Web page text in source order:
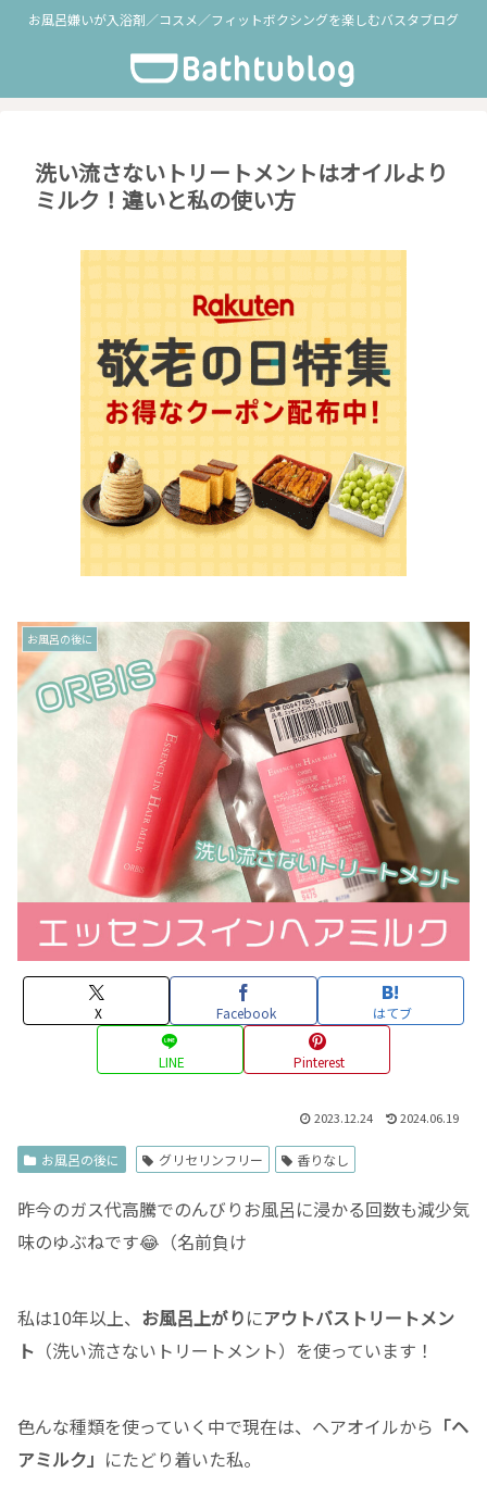
お風呂嫌いが入浴剤／コスメ／フィットボクシングを楽しむバスタブログ
洗い流さないトリートメントはオイルより
ミルク！違いと私の使い方
お風呂の後に
X Facebook はてブ
LINE Pinterest
2023.12.24 2024.06.19
お風呂の後に グリセリンフリー 香りなし
昨今のガス代高騰でのんびりお風呂に浸かる回数も減少気
味のゆぶねです😂（名前負け
私は10年以上、 お風呂上がりにアウトバストリートメン
ト （洗い流さないトリートメント）を使っています！
色んな種類を使っていく中で現在は、ヘアオイルから 「ヘ
アミルク」 にたどり着いた私。